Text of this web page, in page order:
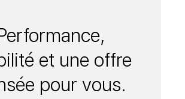
et une offre
pour vous.